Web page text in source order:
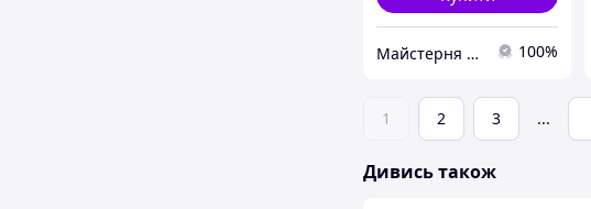
Майстерня води 100%
1 2 3 ...
Дивись також